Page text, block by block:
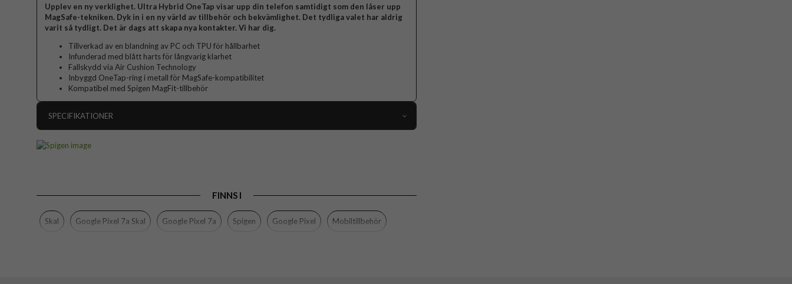
Upplev en ny verklighet. Ultra Hybrid OneTap visar upp din telefon samtidigt som den låser upp
MagSafe-tekniken. Dyk in i en ny värld av tillbehör och bekvämlighet. Det tydliga valet har aldrig
varit så tydligt. Det är dags att skapa nya kontakter. Vi har dig.
Tillverkad av en blandning av PC och TPU för hållbarhet
Infunderad med blått harts för långvarig klarhet
Fallskydd via Air Cushion Technology
Inbyggd OneTap-ring i metall för MagSafe-kompatibilitet
Kompatibel med Spigen MagFit-tillbehör
SPECIFIKATIONER
Egenskaper
MagSafe-kompatibel
Färg
Genomskinlig, Svart
FINNS I
Skal Google Pixel 7a Skal Google Pixel 7a Spigen Google Pixel Mobiltillbehör